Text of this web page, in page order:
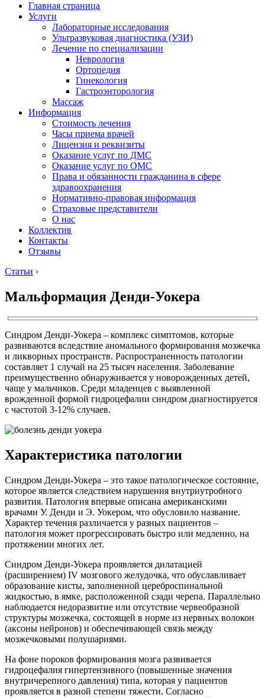
Главная страница
Услуги
Лабораторные исследования
Ультразвуковая диагностика (УЗИ)
Лечение по специализации
Неврология
Ортопедия
Гинекология
Гастроэнторология
Массаж
Информация
Стоимость лечения
Часы приема врачей
Лицензия и реквизиты
Оказание услуг по ДМС
Оказание услуг по ОМС
Права и обязанности гражданина в сфере
здравоохранения
Нормативно-правовая информация
Страховые представители
О нас
Коллектив
Контакты
Отзывы
Статьи ›
Мальформация Денди-Уокера
Синдром Денди-Уокера – комплекс симптомов, которые
развиваются вследствие аномального формирования мозжечка
и ликворных пространств. Распространенность патологии
составляет 1 случай на 25 тысяч населения. Заболевание
преимущественно обнаруживается у новорожденных детей,
чаще у мальчиков. Среди младенцев с выявленной
врожденной формой гидроцефалии синдром диагностируется
с частотой 3-12% случаев.
Характеристика патологии
Синдром Денди-Уокера – это такое патологическое состояние,
которое является следствием нарушения внутриутробного
развития. Патология впервые описана американскими
врачами У. Денди и Э. Уокером, что обусловило название.
Характер течения различается у разных пациентов –
патология может прогрессировать быстро или медленно, на
протяжении многих лет.
Синдром Денди-Уокера проявляется дилатацией
(расширением) IV мозгового желудочка, что обуславливает
образование кисты, заполненной цереброспинальной
жидкостью, в ямке, расположенной сзади черепа. Параллельно
наблюдается недоразвитие или отсутствие червеобразной
структуры мозжечка, состоящей в норме из нервных волокон
(аксоны нейронов) и обеспечивающей связь между
мозжечковыми полушариями.
На фоне пороков формирования мозга развивается
гидроцефалия гипертензивного (повышенные значения
внутричерепного давления) типа, которая у пациентов
проявляется в разной степени тяжести. Согласно